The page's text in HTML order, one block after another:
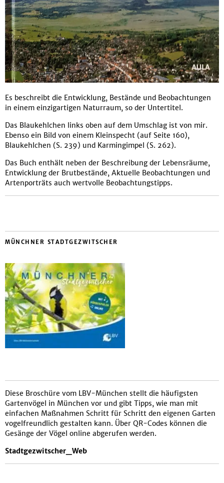
Es beschreibt die Entwicklung, Bestände und Beobachtungen
in einem einzigartigen Naturraum, so der Untertitel.
Das Blaukehlchen links oben auf dem Umschlag ist von mir.
Ebenso ein Bild von einem Kleinspecht (auf Seite 160),
Blaukehlchen (S. 239) und Karmingimpel (S. 262).
Das Buch enthält neben der Beschreibung der Lebensräume,
Entwicklung der Brutbestände, Aktuelle Beobachtungen und
Artenporträts auch wertvolle Beobachtungstipps.
MÜNCHNER STADTGEZWITSCHER
Diese Broschüre vom LBV-München stellt die häufigsten
Gartenvögel in München vor und gibt Tipps, wie man mit
einfachen Maßnahmen Schritt für Schritt den eigenen Garten
vogelfreundlich gestalten kann. Über QR-Codes können die
Gesänge der Vögel online abgerufen werden.
Stadtgezwitscher_Web